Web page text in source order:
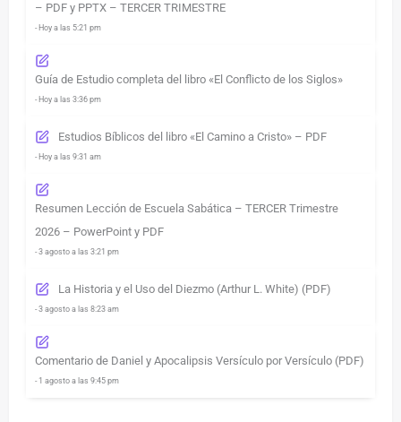
– PDF y PPTX – TERCER TRIMESTRE
- Hoy a las 5:21 pm
Guía de Estudio completa del libro «El Conflicto de los Siglos»
- Hoy a las 3:36 pm
Estudios Bíblicos del libro «El Camino a Cristo» – PDF
- Hoy a las 9:31 am
Resumen Lección de Escuela Sabática – TERCER Trimestre
2026 – PowerPoint y PDF
- 3 agosto a las 3:21 pm
La Historia y el Uso del Diezmo (Arthur L. White) (PDF)
- 3 agosto a las 8:23 am
Comentario de Daniel y Apocalipsis Versículo por Versículo (PDF)
- 1 agosto a las 9:45 pm